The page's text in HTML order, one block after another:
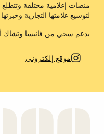
منصات إعلامية مختلفة
لتوسيع علامتها التجارية
بدعم سخي من فانيسا وتشاك
موقع إلكتروني